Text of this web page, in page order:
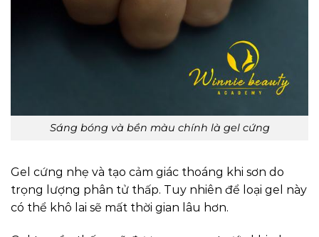
Sáng bóng và bền màu chính là gel cứng
Gel cứng nhẹ và tạo cảm giác thoáng khi sơn do
trọng lượng phân tử thấp. Tuy nhiên để loại gel này
có thể khô lai sẽ mất thời gian lâu hơn.